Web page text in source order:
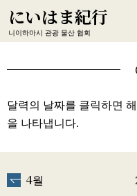
にいはま紀行
니이하마시 관광 물산 협회
달력의 날짜를 클릭하면
을 나타냅니다.
4월